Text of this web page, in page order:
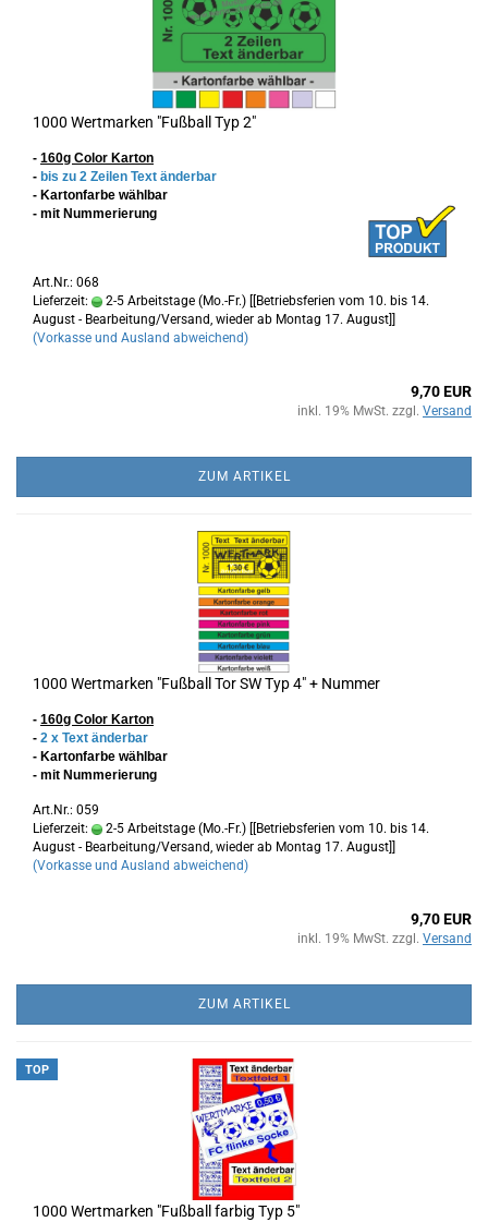
1000 Wertmarken "Fußball Typ 2"
- 160g Color Karton
- bis zu 2 Zeilen Text änderbar
- Kartonfarbe wählbar
- mit Nummerierung
Art.Nr.: 068
Lieferzeit:
2-5 Arbeitstage (Mo.-Fr.) [[Betriebsferien vom 10. bis 14.
August - Bearbeitung/Versand, wieder ab Montag 17. August]]
(Vorkasse und Ausland abweichend)
9,70 EUR
inkl. 19% MwSt. zzgl. Versand
ZUM ARTIKEL
1000 Wertmarken "Fußball Tor SW Typ 4" + Nummer
- 160g Color Karton
- 2 x Text änderbar
- Kartonfarbe wählbar
- mit Nummerierung
Art.Nr.: 059
Lieferzeit:
2-5 Arbeitstage (Mo.-Fr.) [[Betriebsferien vom 10. bis 14.
August - Bearbeitung/Versand, wieder ab Montag 17. August]]
(Vorkasse und Ausland abweichend)
9,70 EUR
inkl. 19% MwSt. zzgl. Versand
ZUM ARTIKEL
TOP
1000 Wertmarken "Fußball farbig Typ 5"